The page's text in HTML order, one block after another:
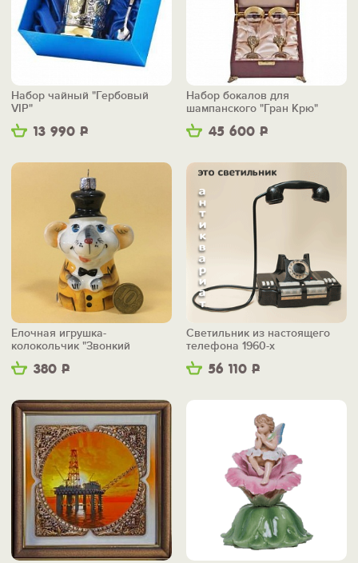
13 990 Р
Набор чайный "Гербовый
VIP"
45 600 Р
Набор бокалов для
шампанского "Гран Крю"
380 Р
Елочная игрушка-
колокольчик "Звонкий
мышонок"
56 110 Р
Светильник из настоящего
телефона 1960-х